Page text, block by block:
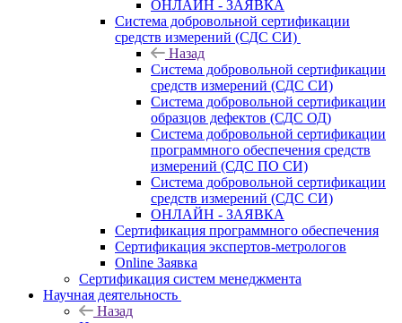
ОНЛАЙН - ЗАЯВКА
Система добровольной сертификации
средств измерений (СДС СИ)
Назад
Система добровольной сертификации
средств измерений (СДС СИ)
Система добровольной сертификации
образцов дефектов (СДС ОД)
Система добровольной сертификации
программного обеспечения средств
измерений (СДС ПО СИ)
Система добровольной сертификации
средств измерений (СДС СИ)
ОНЛАЙН - ЗАЯВКА
Сертификация программного обеспечения
Сертификация экспертов-метрологов
Online Заявка
Сертификация систем менеджмента
Научная деятельность
Назад